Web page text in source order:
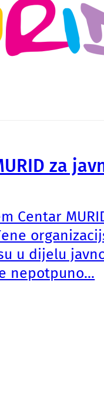
za
Centar
u dijelu
nepotpuno...